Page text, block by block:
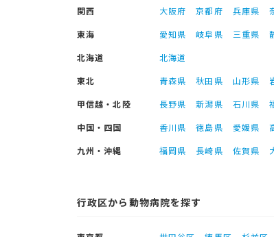
関西
大阪府 京都府 兵庫県
東海
愛知県 岐阜県 三重県
北海道
北海道
東北
青森県 秋田県 山形県
甲信越・北陸
長野県 新潟県 石川県
中国・四国
香川県 徳島県 愛媛県
九州・沖縄
福岡県 長崎県 佐賀県
行政区から動物病院を探す